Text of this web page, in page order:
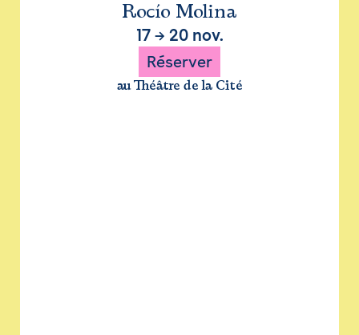
Rocío Molina
17→ 20 nov.
Réserver
au Théâtre de la Cité